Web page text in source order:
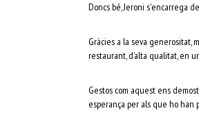
Doncs bé, Jeroni s'encarrega
Gràcies a la seva generositat,
restaurant, d’alta qualitat, en
Gestos com aquest ens
esperança per als que ho han